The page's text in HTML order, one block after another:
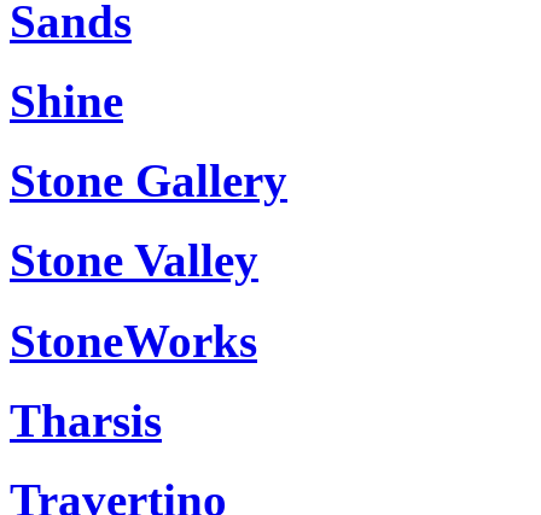
Sands
Shine
Stone Gallery
Stone Valley
StoneWorks
Tharsis
Travertino